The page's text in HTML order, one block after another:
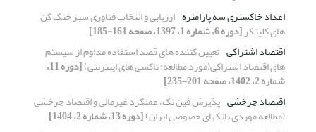
اعداد خاکستری سه پارامتره ارزیابی و انتخاب فناوری سبز خنک کن
های کلینکر[دوره 6، شماره 1، 1397، صفحه 161-185]
اقتصاد اشتراکی تعیین کننده های قصد استفاده مداوم از سیستم
های اقتصاد اشتراکی(مورد مطالعه: تاکسی های اینترنتی) [دوره 11،
شماره 2، 1402، صفحه 201-235]
اقتصاد چرخشی
پذیرش فین ‎تک، عملکرد غیرمالی و اقتصاد چرخشی
(مطالعه موردی بانک‎های خصوصی ایران)
[دوره 13، شماره 2، 1404]